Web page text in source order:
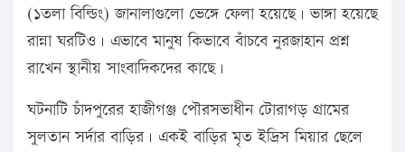
(১তলা বিল্ডিং) জানালাগুলো ভেঙ্গে ফেলা হয়েছে। ভাঙ্গা হয়েছে
রান্না ঘরটিও। এভাবে মানুষ কিভাবে বাঁচবে নুরজাহান প্রশ্ন
রাখেন স্থানীয় সাংবাদিকদের কাছে।
ঘটনাটি চাঁদপুরের হাজীগঞ্জ পৌরসভাধীন টোরাগড় গ্রামের
সুলতান সর্দার বাড়ির। একই বাড়ির মৃত ইদ্রিস মিয়ার ছেলে